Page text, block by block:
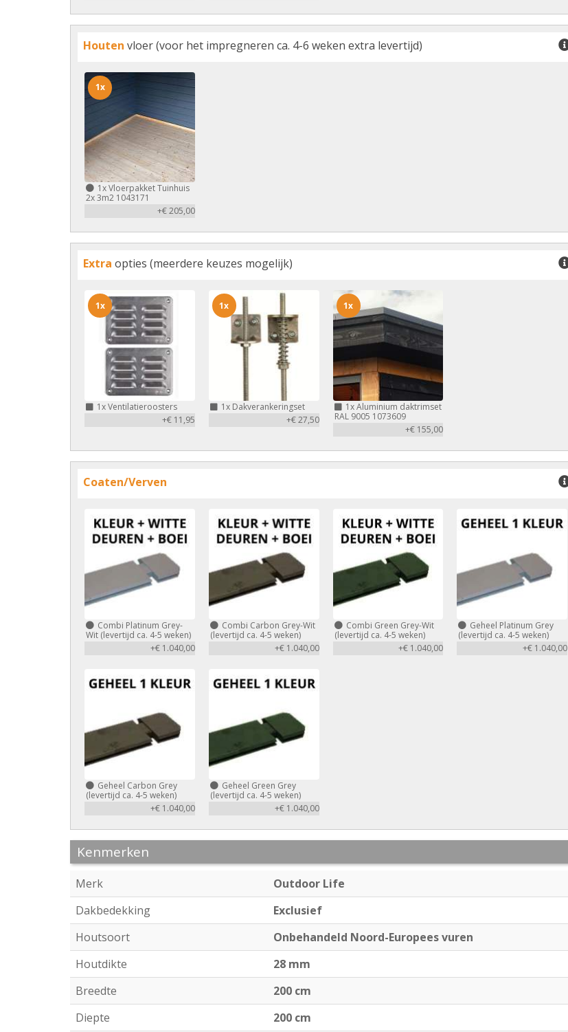
Houten vloer (voor het impregneren ca. 4-6 weken extra levertijd)
1xVloerpakket Tuinhuis
2x 3m2 1043171
+€ 205,00
1x
Extra opties (meerdere keuzes mogelijk)
1xVentilatieroosters
+€ 11,95
1x
1xDakverankeringset
+€ 27,50
1x
1xAluminium daktrimset
RAL 9005 1073609
+€ 155,00
1x
Coaten/Verven
Combi Platinum Grey-
Wit (levertijd ca. 4-5 weken)
+€ 1.040,00
Combi Carbon Grey-Wit
(levertijd ca. 4-5 weken)
+€ 1.040,00
Combi Green Grey-Wit
(levertijd ca. 4-5 weken)
+€ 1.040,00
Geheel Platinum Grey
(levertijd ca. 4-5 weken)
+€ 1.040,00
Geheel Carbon Grey
(levertijd ca. 4-5 weken)
+€ 1.040,00
Geheel Green Grey
(levertijd ca. 4-5 weken)
+€ 1.040,00
Kenmerken
Merk
Outdoor Life
Dakbedekking
Exclusief
Houtsoort
Onbehandeld Noord-Europees vuren
Houtdikte
28 mm
Breedte
200 cm
Diepte
200 cm